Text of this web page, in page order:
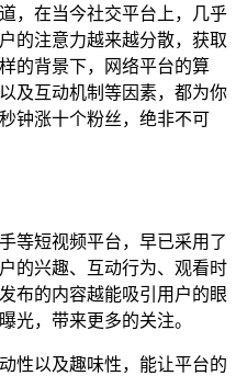
，在当今社交平台上，几乎
的注意力越来越分散，获取
的背景下，网络平台的算
及互动机制等因素，都为你
钟涨十个粉丝，绝非不可
等短视频平台，早已采用了
的兴趣、互动行为、观看时
布的内容越能吸引用户的眼
光，带来更多的关注。
性以及趣味性，能让平台的